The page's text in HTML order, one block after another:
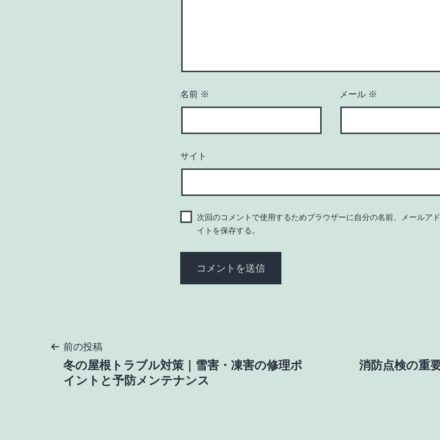
名前 ※ メール ※
サイト
次回のコメントで使用するためブラウザーに自分の名前、メールア
イトを保存する。
投
稿
前の投稿
冬の屋根トラブル対策｜雪害・凍害の修理ポ
イントと予防メンテナンス
消防点検の重